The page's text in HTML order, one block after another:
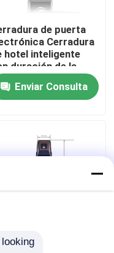
de puerta
Cerradura
hotel inteligente
duración de la
de 12 meses y
70x95mm
Adecuado
Enviar Consulta
inteligente